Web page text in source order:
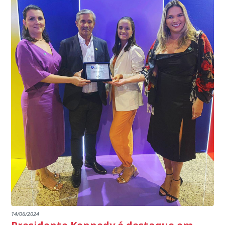
garantindo assim a continuidade e a qualidade do
programa.
EDITAL RENOVAÇÃO DO CREDENCIAMENTO
INSTITUIÇÕES
14/06/2024